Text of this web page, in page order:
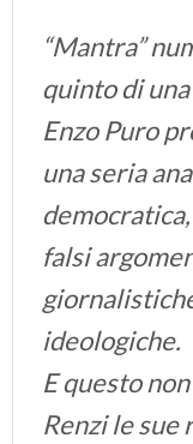
“Mantra”
quinto di
Enzo Puro
una seria
falsi
ideologiche.
E questo
Renzi le sue